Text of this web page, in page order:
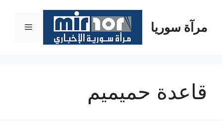
المحتوىمرآة سوريا القائمة
قاعدة حميميم